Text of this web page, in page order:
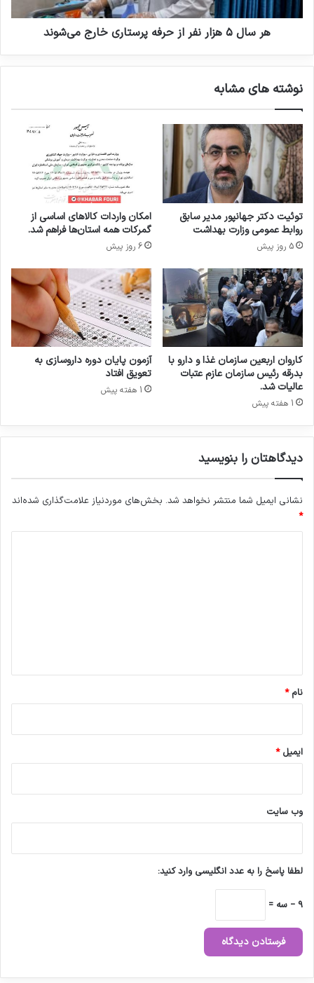
اا
ا
ر
ف
ه
پ
ر
س
ت
ا
ر
ی
خ
ا
ر
م
ی‌
ش
و
ن
هر سال ۵ هزار نفر از حرفه پرستاری خارج می‌شوند
نوشته های مشابه
توئیت دکتر جهانپور مدیر سابق
روابط عمومی وزارت بهداشت
5 روز پیش
امکان واردات کالاهای اساسی از
گمرکات همه استان‌ها فراهم شد.
6 روز پیش
کاروان اربعین سازمان غذا و دارو با
بدرقه رئیس سازمان عازم عتبات
عالیات شد.
1 هفته پیش
آزمون پایان دوره داروسازی به
تعویق افتاد
1 هفته پیش
دیدگاهتان را بنویسید
نشانی ایمیل شما منتشر نخواهد شد. بخش‌های موردنیاز علامت‌گذاری شده‌اند
*
نام*
ایمیل*
وب‌ سایت
لطفا پاسخ را به عدد انگلیسی وارد کنید:
9 − سه =